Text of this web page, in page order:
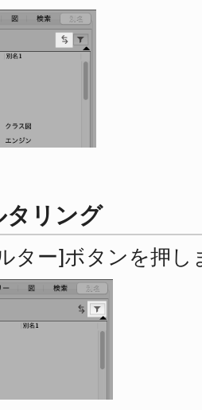
タリング
ター]ボタンを押し